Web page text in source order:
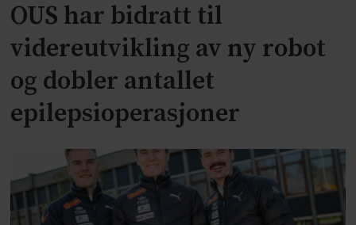
OUS har bidratt til
videreutvikling av ny robot
og dobler antallet
epilepsioperasjoner